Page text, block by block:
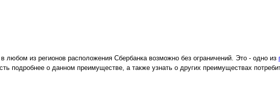
любом из регионов расположения Сбербанка возможно без ограничений. Это - одно из
подробнее о данном преимуществе, а также узнать о других преимуществах